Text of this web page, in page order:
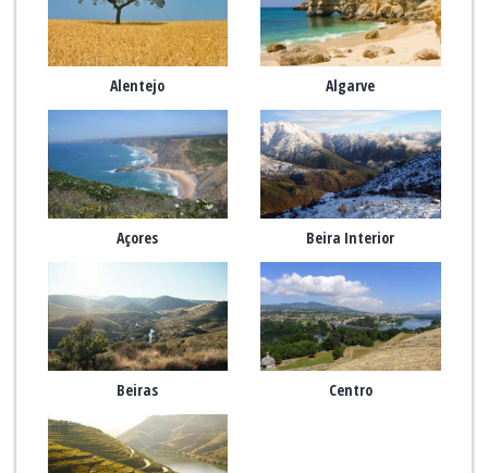
Alentejo Algarve
Açores Beira Interior
Beiras Centro